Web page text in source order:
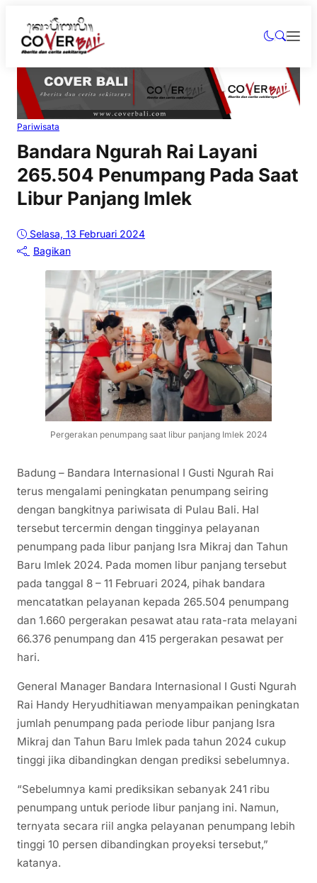
Pariwisata
Bandara Ngurah Rai Layani
265.504 Penumpang Pada Saat
Libur Panjang Imlek
Selasa, 13 Februari 2024
Bagikan
Pergerakan penumpang saat libur panjang Imlek 2024
Badung – Bandara Internasional I Gusti Ngurah Rai
terus mengalami peningkatan penumpang seiring
dengan bangkitnya pariwisata di Pulau Bali. Hal
tersebut tercermin dengan tingginya pelayanan
penumpang pada libur panjang Isra Mikraj dan Tahun
Baru Imlek 2024. Pada momen libur panjang tersebut
pada tanggal 8 – 11 Februari 2024, pihak bandara
mencatatkan pelayanan kepada 265.504 penumpang
dan 1.660 pergerakan pesawat atau rata-rata melayani
66.376 penumpang dan 415 pergerakan pesawat per
hari.
General Manager Bandara Internasional I Gusti Ngurah
Rai Handy Heryudhitiawan menyampaikan peningkatan
jumlah penumpang pada periode libur panjang Isra
Mikraj dan Tahun Baru Imlek pada tahun 2024 cukup
tinggi jika dibandingkan dengan prediksi sebelumnya.
“Sebelumnya kami prediksikan sebanyak 241 ribu
penumpang untuk periode libur panjang ini. Namun,
ternyata secara riil angka pelayanan penumpang lebih
tinggi 10 persen dibandingkan proyeksi tersebut,”
katanya.